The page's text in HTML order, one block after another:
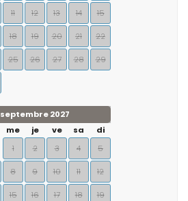
11 12 13 14 15
18 19 20 21 22
25 26 27 28 29
septembre 2027
me je ve sa
di
1
2 3 4 5
8 9 10 11 12
15 16 17 18 19